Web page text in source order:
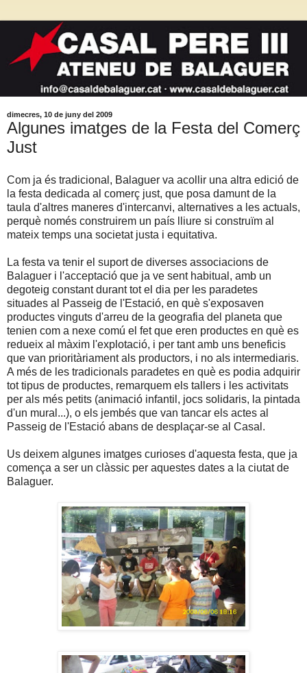
dimecres, 10 de juny del 2009
Algunes imatges de la Festa del Comerç
Just
Com ja és tradicional, Balaguer va acollir una altra edició de
la festa dedicada al comerç just, que posa damunt de la
taula d'altres maneres d'intercanvi, alternatives a les actuals,
perquè només construirem un país lliure si construïm al
mateix temps una societat justa i equitativa.
La festa va tenir el suport de diverses associacions de
Balaguer i l'acceptació que ja ve sent habitual, amb un
degoteig constant durant tot el dia per les paradetes
situades al Passeig de l'Estació, en què s'exposaven
productes vinguts d'arreu de la geografia del planeta que
tenien com a nexe comú el fet que eren productes en què es
redueix al màxim l'explotació, i per tant amb uns beneficis
que van prioritàriament als productors, i no als intermediaris.
A més de les tradicionals paradetes en què es podia adquirir
tot tipus de productes, remarquem els tallers i les activitats
per als més petits (animació infantil, jocs solidaris, la pintada
d'un mural...), o els jembés que van tancar els actes al
Passeig de l'Estació abans de desplaçar-se al Casal.
Us deixem algunes imatges curioses d'aquesta festa, que ja
comença a ser un clàssic per aquestes dates a la ciutat de
Balaguer.